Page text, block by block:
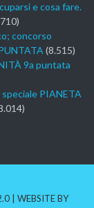
e cosa fare.
concorso
(8.515)
9a puntata
PIANETA
| WEBSITE BY